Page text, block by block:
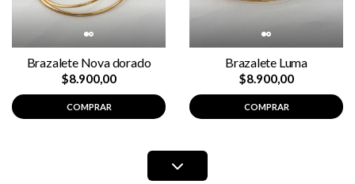
Brazalete Nova dorado
$8.900,00
COMPRAR
Brazalete Luma
$8.900,00
COMPRAR